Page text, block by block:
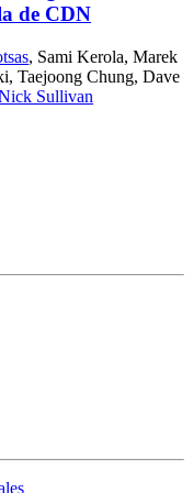
de CDN
, Sami Kerola, Marek
, Taejoong Chung, Dave
Sullivan